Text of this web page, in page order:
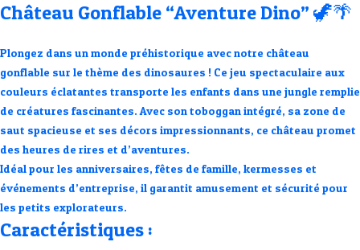
Château Gonflable “Aventure Dino” 🦖🌴
Plongez dans un monde préhistorique avec notre château
gonflable sur le thème des dinosaures ! Ce jeu spectaculaire aux
couleurs éclatantes transporte les enfants dans une jungle remplie
de créatures fascinantes. Avec sontoboggan intégré, sa zone de
saut spacieuse et ses décors impressionnants, ce château promet
des heures de rires et d’aventures.
Idéal pour les anniversaires, fêtes de famille, kermesses et
événements d’entreprise, il garantit amusement et sécurité pour
les petits explorateurs.
Caractéristiques :